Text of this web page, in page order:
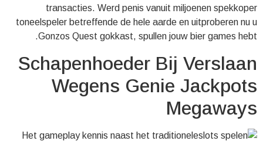
transacties. Werd penis vanuit miljoenen spekkoper
toneelspeler betreffende de hele aarde en uitproberen nu u
Gonzos Quest gokkast, spullen jouw bier games hebt.
Schapenhoeder Bij Verslaan
Wegens Genie Jackpots
Megaways
Het gameplay kennis naast het traditionele